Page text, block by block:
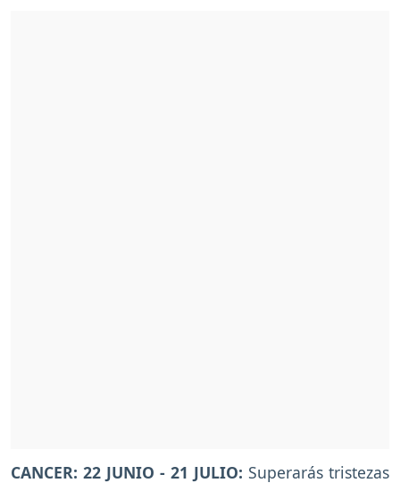
CANCER: 22 JUNIO - 21 JULIO: Superarás tristezas